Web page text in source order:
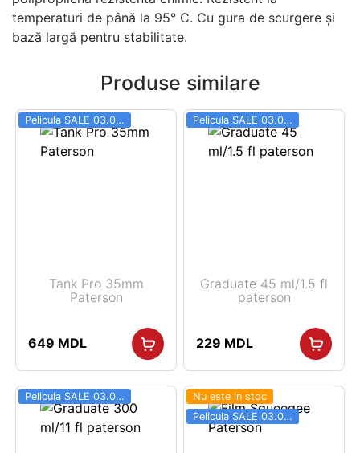
temperaturi de până la 95° C. Cu gura de scurgere și
bază largă pentru stabilitate.
Produse similare
Pelicula SALE 03.06 - 31.08
Tank Pro 35mm
Paterson
649 MDL
Pelicula SALE 03.06 - 31.08
Graduate 45 ml/1.5 fl
paterson
229 MDL
Pelicula SALE 03.06 - 31.08
Nu este in stoc
Pelicula SALE 03.06 - 31.08